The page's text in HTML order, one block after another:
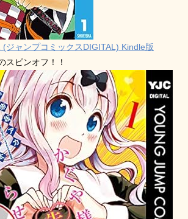
(ジャンプコミックスDIGITAL) Kindle版
スピンオフ！！